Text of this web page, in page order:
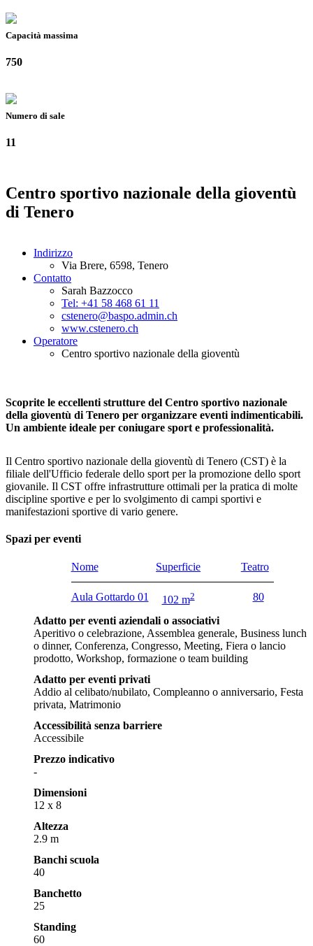
Capacità massima
750
Numero di sale
11
Centro sportivo nazionale della gioventù
di Tenero
Indirizzo
Via Brere, 6598, Tenero
Contatto
Sarah Bazzocco
Tel: +41 58 468 61 11
cstenero@baspo.admin.ch
www.cstenero.ch
Operatore
Centro sportivo nazionale della gioventù
Scoprite le eccellenti strutture del Centro sportivo nazionale
della gioventù di Tenero per organizzare eventi indimenticabili.
Un ambiente ideale per coniugare sport e professionalità.
Il Centro sportivo nazionale della gioventù di Tenero (CST) è la
filiale dell'Ufficio federale dello sport per la promozione dello sport
giovanile. Il CST offre infrastrutture ottimali per la pratica di molte
discipline sportive e per lo svolgimento di campi sportivi e
manifestazioni sportive di vario genere.
Spazi per eventi
Nome Superficie Teatro
Aula Gottardo 01 102 m2 80
Adatto per eventi aziendali o associativi
Aperitivo o celebrazione, Assemblea generale, Business lunch
o dinner, Conferenza, Congresso, Meeting, Fiera o lancio
prodotto, Workshop, formazione o team building
Adatto per eventi privati
Addio al celibato/nubilato, Compleanno o anniversario, Festa
privata, Matrimonio
Accessibilità senza barriere
Accessibile
Prezzo indicativo
-
Dimensioni
12 x 8
Altezza
2.9 m
Banchi scuola
40
Banchetto
25
Standing
60